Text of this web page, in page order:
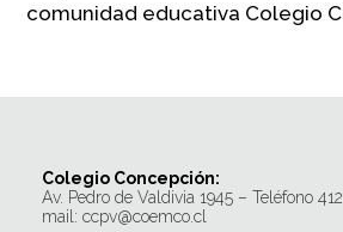
comunidad educativa Colegio
Colegio Concepción:
Av. Pedro de Valdivia 1945 – Teléfono
mail: ccpv@coemco.cl